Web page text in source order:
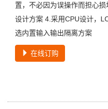
置，不必因为误操作而担心
设计方案 4.采用CPU设计，
选内置输入输出隔离方案
在线订购